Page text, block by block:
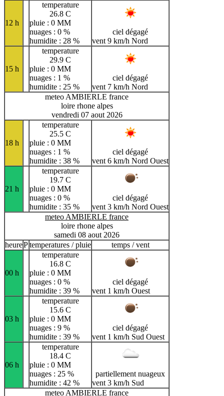
12 h
temperature
26.8 C
pluie : 0 MM
nuages : 0 %
humidite : 28 %
ciel dégagé
vent 9 km/h Nord
15 h
temperature
29.9 C
pluie : 0 MM
nuages : 1 %
humidite : 25 %
ciel dégagé
vent 7 km/h Nord
meteo AMBIERLE france
loire rhone alpes
vendredi 07 aout 2026
18 h
temperature
25.5 C
pluie : 0 MM
nuages : 1 %
humidite : 38 %
ciel dégagé
vent 6 km/h Nord Ouest
21 h
temperature
19.7 C
pluie : 0 MM
nuages : 0 %
humidite : 35 %
ciel dégagé
vent 3 km/h Nord Ouest
meteo AMBIERLE france
loire rhone alpes
samedi 08 aout 2026
heurePtemperatures / pluie temps / vent
00 h
temperature
16.8 C
pluie : 0 MM
nuages : 0 %
humidite : 39 %
ciel dégagé
vent 1 km/h Ouest
03 h
temperature
15.6 C
pluie : 0 MM
nuages : 9 %
humidite : 39 %
ciel dégagé
vent 1 km/h Sud Ouest
06 h
temperature
18.4 C
pluie : 0 MM
nuages : 25 %
humidite : 42 %
partiellement nuageux
vent 3 km/h Sud
meteo AMBIERLE france